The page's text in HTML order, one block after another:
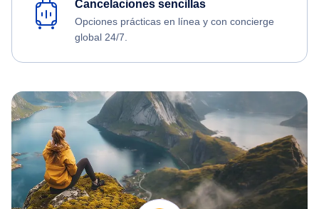
Cancelaciones sencillas
Opciones prácticas en línea y con concierge
global 24/7.